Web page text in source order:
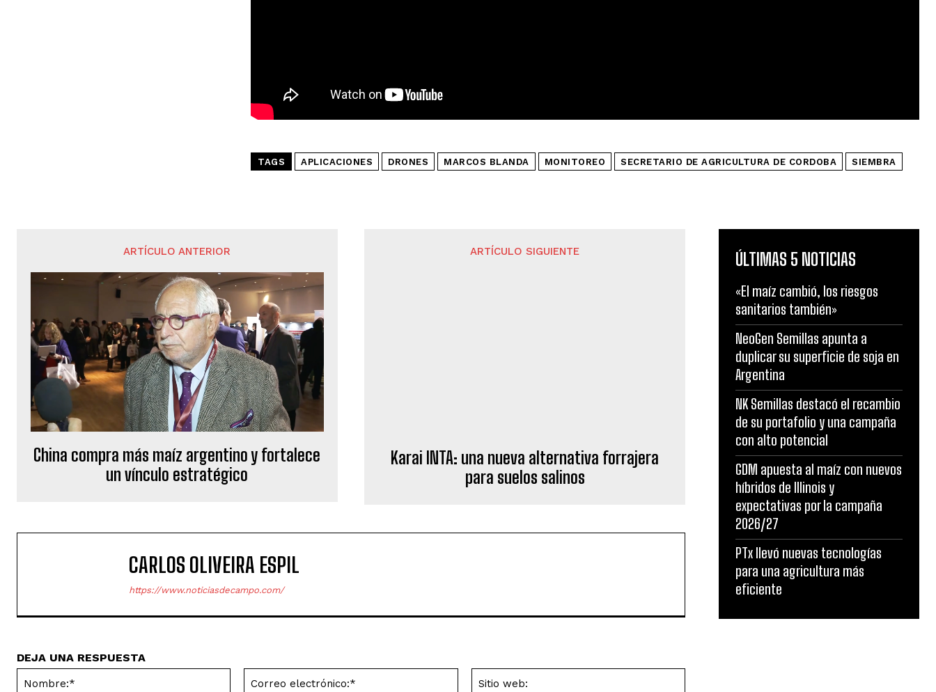
TAGS APLICACIONES DRONES MARCOS BLANDA MONITOREO SECRETARIO DE AGRICULTURA DE CORDOBA SIEMBRA
ARTÍCULO ANTERIOR
China compra más maíz argentino y fortalece
un vínculo estratégico
ARTÍCULO SIGUIENTE
Karai INTA: una nueva alternativa forrajera
para suelos salinos
CARLOS OLIVEIRA ESPIL
https://www.noticiasdecampo.com/
DEJA UNA RESPUESTA
ÚLTIMAS 5 NOTICIAS
«El maíz cambió, los riesgos
sanitarios también»
NeoGen Semillas apunta a
duplicar su superficie de soja en
Argentina
NK Semillas destacó el recambio
de su portafolio y una campaña
con alto potencial
GDM apuesta al maíz con nuevos
híbridos de Illinois y
expectativas por la campaña
2026/27
PTx llevó nuevas tecnologías
para una agricultura más
eficiente